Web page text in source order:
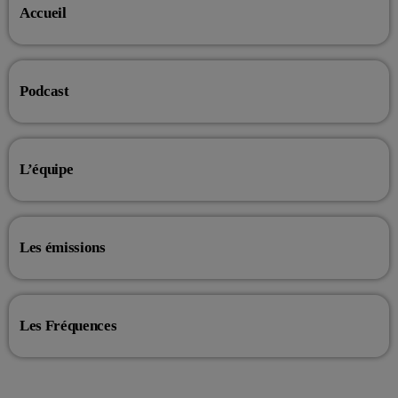
Accueil
Podcast
L’équipe
Les émissions
Les Fréquences